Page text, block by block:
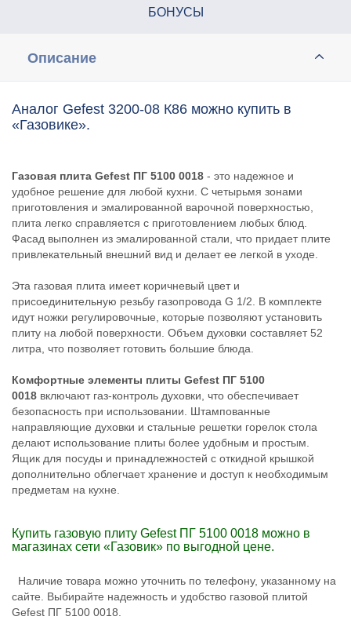
БОНУСЫ
Описание
Аналог Gefest 3200-08 К86 можно купить в
«Газовике».
Газовая плита Gefest ПГ 5100 0018 - это надежное и
удобное решение для любой кухни. С четырьмя зонами
приготовления и эмалированной варочной поверхностью,
плита легко справляется с приготовлением любых блюд.
Фасад выполнен из эмалированной стали, что придает плите
привлекательный внешний вид и делает ее легкой в уходе.
Эта газовая плита имеет коричневый цвет и
присоединительную резьбу газопровода G 1/2. В комплекте
идут ножки регулировочные, которые позволяют установить
плиту на любой поверхности. Объем духовки составляет 52
литра, что позволяет готовить большие блюда.
Комфортные элементы плиты Gefest ПГ 5100
0018 включают газ-контроль духовки, что обеспечивает
безопасность при использовании. Штампованные
направляющие духовки и стальные решетки горелок стола
делают использование плиты более удобным и простым.
Ящик для посуды и принадлежностей с откидной крышкой
дополнительно облегчает хранение и доступ к необходимым
предметам на кухне.
Купить газовую плиту Gefest ПГ 5100 0018 можно в
магазинах сети «Газовик» по выгодной цене.
Наличие товара можно уточнить по телефону, указанному на
сайте. Выбирайте надежность и удобство газовой плитой
Gefest ПГ 5100 0018.